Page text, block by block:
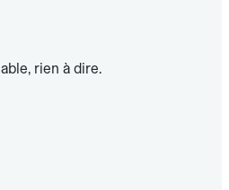
rien à dire.